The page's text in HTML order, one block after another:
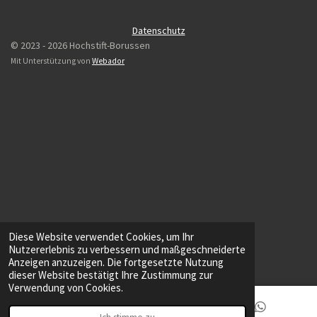
Diese Website verwendet Cookies, um Ihr
Nutzererlebnis zu verbessern und maßgeschneiderte
Anzeigen anzuzeigen. Die fortgesetzte Nutzung
dieser Website bestätigt Ihre Zustimmung zur
Verwendung von Cookies.
o
k
A
Datenschutz
© 2023 - 2026 Hochstift-Borussen
Mit Unterstützung von Webador